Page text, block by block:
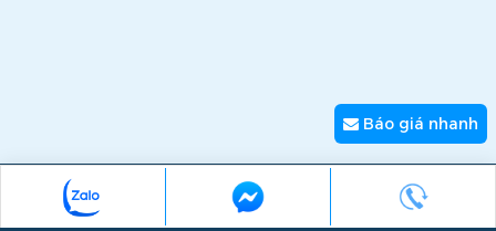
Copyright © 2026 zumi.com.vn - Giải pháp nâng tầm giá trị
thương hiệu
Báo giá nhanh